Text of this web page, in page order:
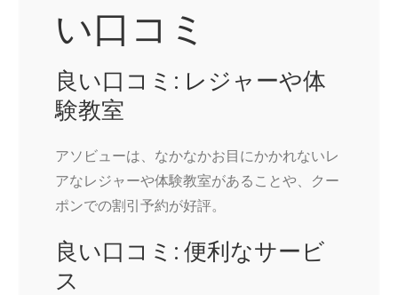
い口コミ
良い口コミ: レジャーや体
験教室
アソビューは、なかなかお目にかかれないレ
アなレジャーや体験教室があることや、クー
ポンでの割引予約が好評。
良い口コミ: 便利なサービ
ス